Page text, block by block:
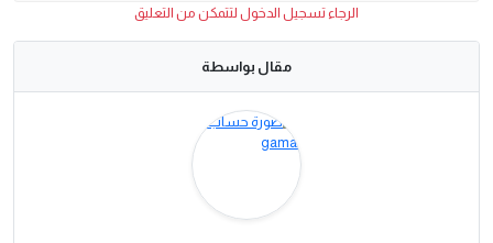
الرجاء تسجيل الدخول لتتمكن من التعليق
مقال بواسطة